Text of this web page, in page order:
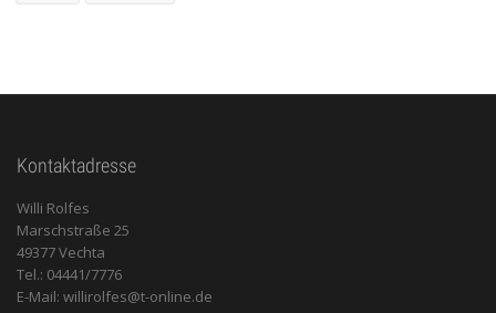
Kontaktadresse
Willi Rolfes
Marschstraße 25
49377 Vechta
Tel.: 04441/7776
E-Mail: willirolfes@t-online.de